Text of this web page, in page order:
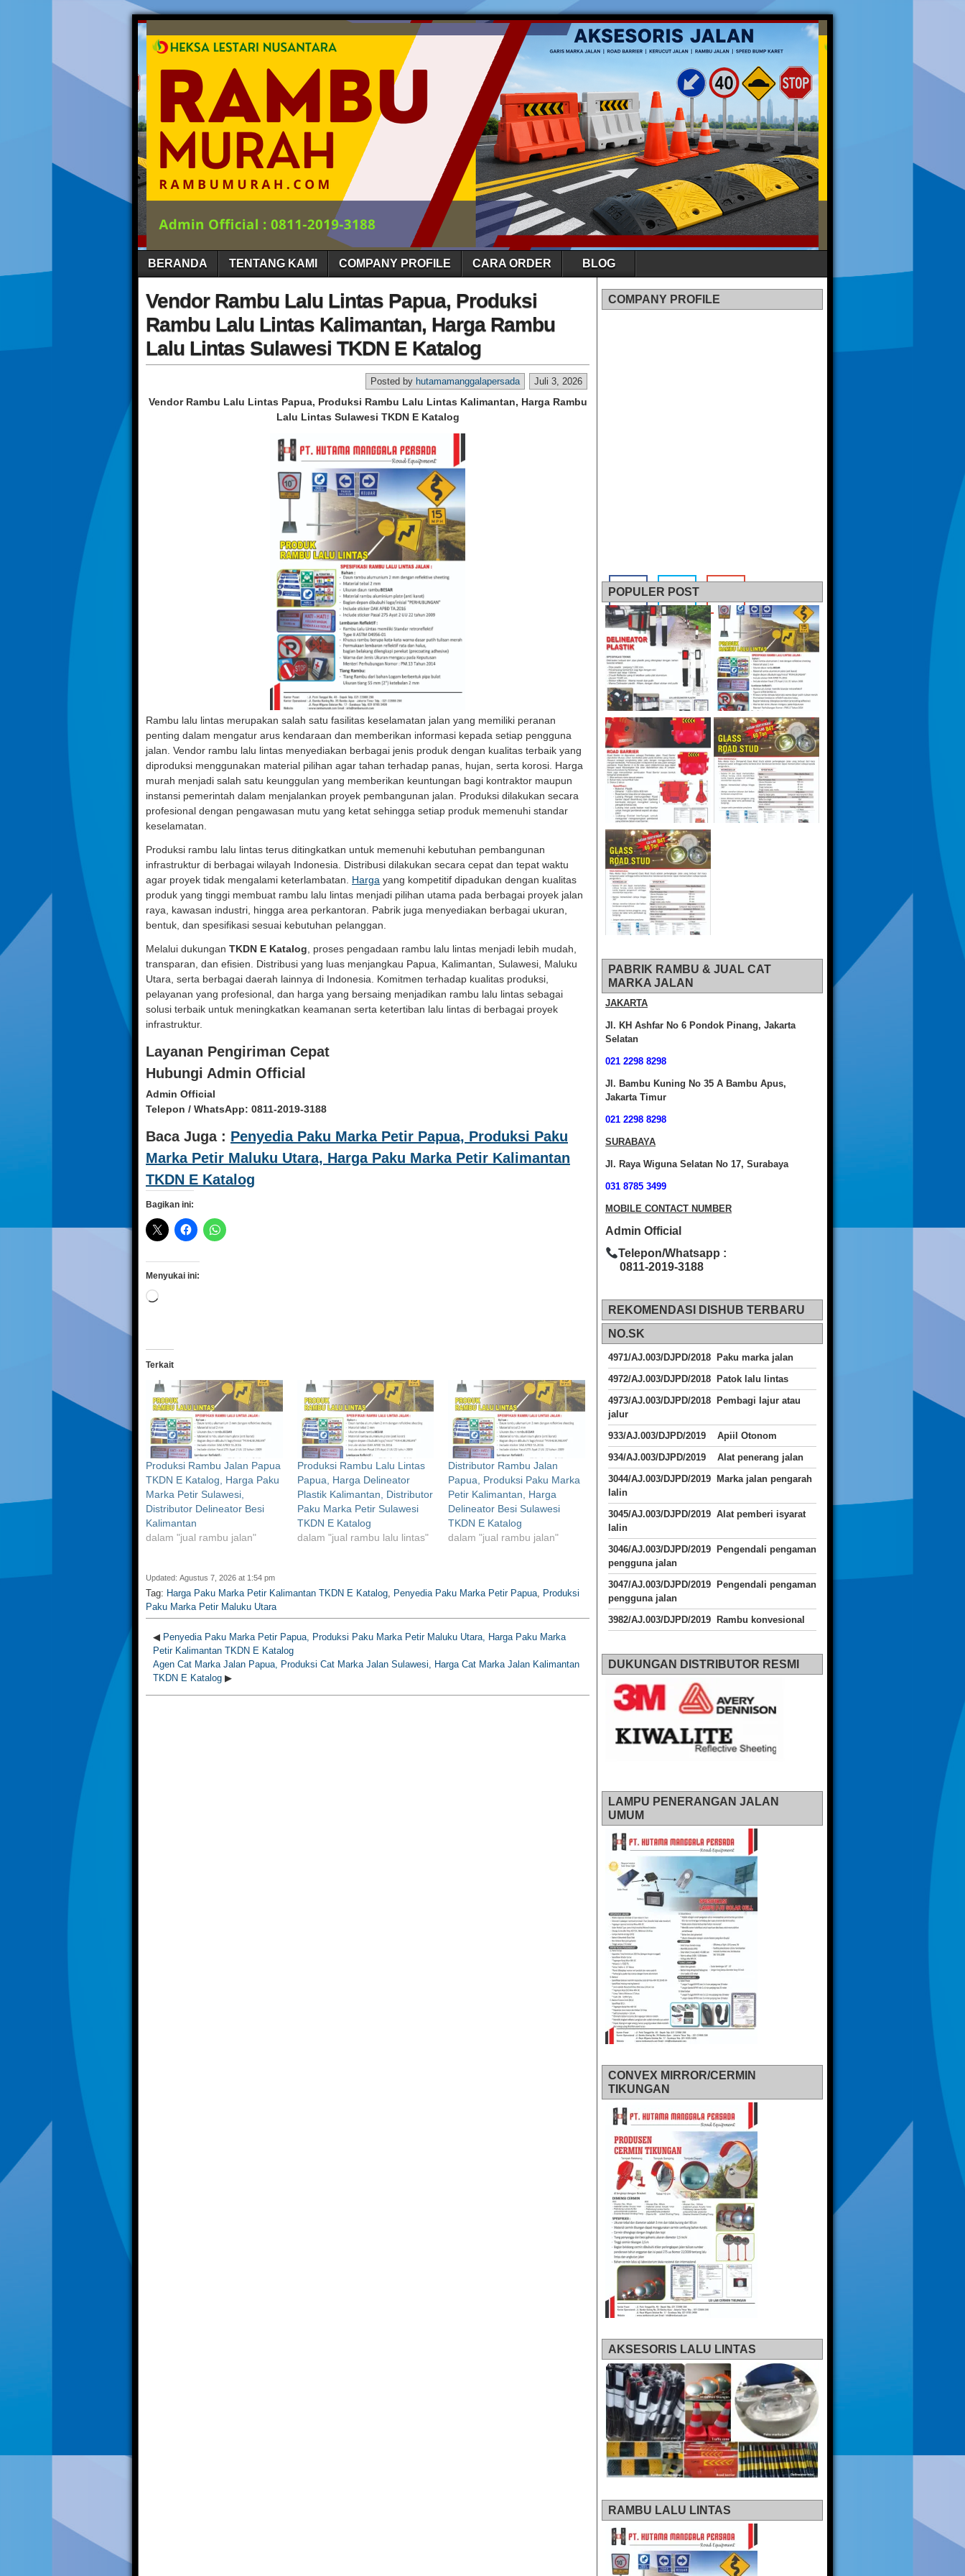
BERANDA TENTANG KAMI COMPANY PROFILE CARA ORDER BLOG
Vendor Rambu Lalu Lintas Papua, Produksi
Rambu Lalu Lintas Kalimantan, Harga Rambu
Lalu Lintas Sulawesi TKDN E Katalog
Juli 3, 2026
Posted by hutamamanggalapersada
Vendor Rambu Lalu Lintas Papua, Produksi Rambu Lalu Lintas Kalimantan, Harga Rambu
Lalu Lintas Sulawesi TKDN E Katalog
Rambu lalu lintas merupakan salah satu fasilitas keselamatan jalan yang memiliki peranan
penting dalam mengatur arus kendaraan dan memberikan informasi kepada setiap pengguna
jalan. Vendor rambu lalu lintas menyediakan berbagai jenis produk dengan kualitas terbaik yang
diproduksi menggunakan material pilihan agar tahan terhadap panas, hujan, serta korosi. Harga
murah menjadi salah satu keunggulan yang memberikan keuntungan bagi kontraktor maupun
instansi pemerintah dalam menjalankan proyek pembangunan jalan. Produksi dilakukan secara
profesional dengan pengawasan mutu yang ketat sehingga setiap produk memenuhi standar
keselamatan.
Produksi rambu lalu lintas terus ditingkatkan untuk memenuhi kebutuhan pembangunan
infrastruktur di berbagai wilayah Indonesia. Distribusi dilakukan secara cepat dan tepat waktu
agar proyek tidak mengalami keterlambatan. Harga yang kompetitif dipadukan dengan kualitas
produk yang tinggi membuat rambu lalu lintas menjadi pilihan utama pada berbagai proyek jalan
raya, kawasan industri, hingga area perkantoran. Pabrik juga menyediakan berbagai ukuran,
bentuk, dan spesifikasi sesuai kebutuhan pelanggan.
Melalui dukungan TKDN E Katalog , proses pengadaan rambu lalu lintas menjadi lebih mudah,
transparan, dan efisien. Distribusi yang luas menjangkau Papua, Kalimantan, Sulawesi, Maluku
Utara, serta berbagai daerah lainnya di Indonesia. Komitmen terhadap kualitas produksi,
pelayanan yang profesional, dan harga yang bersaing menjadikan rambu lalu lintas sebagai
solusi terbaik untuk meningkatkan keamanan serta ketertiban lalu lintas di berbagai proyek
infrastruktur.
Layanan Pengiriman Cepat
Hubungi Admin Official
Admin Official
Telepon / WhatsApp: 0811-2019-3188
Baca Juga : Penyedia Paku Marka Petir Papua, Produksi Paku
Marka Petir Maluku Utara, Harga Paku Marka Petir Kalimantan
TKDN E Katalog
Bagikan ini:
Menyukai ini:
Memuat...
Terkait
Produksi Rambu Jalan Papua
TKDN E Katalog, Harga Paku
Marka Petir Sulawesi,
Distributor Delineator Besi
Kalimantan
dalam "jual rambu jalan"
Produksi Rambu Lalu Lintas
Papua, Harga Delineator
Plastik Kalimantan, Distributor
Paku Marka Petir Sulawesi
TKDN E Katalog
dalam "jual rambu lalu lintas"
Distributor Rambu Jalan
Papua, Produksi Paku Marka
Petir Kalimantan, Harga
Delineator Besi Sulawesi
TKDN E Katalog
dalam "jual rambu jalan"
Updated: Agustus 7, 2026 at 1:54 pm
Tag: Harga Paku Marka Petir Kalimantan TKDN E Katalog Penyedia Paku Marka Petir Papua
Produksi
Paku Marka Petir Maluku Utara
◀ Penyedia Paku Marka Petir Papua, Produksi Paku Marka Petir Maluku Utara, Harga Paku Marka
Petir Kalimantan TKDN E Katalog
Agen Cat Marka Jalan Papua, Produksi Cat Marka Jalan Sulawesi, Harga Cat Marka Jalan Kalimantan
TKDN E Katalog ▶
COMPANY PROFILE
POPULER POST
PABRIK RAMBU & JUAL CAT
MARKA JALAN
JAKARTA
Jl. KH Ashfar No 6 Pondok Pinang, Jakarta
Selatan
021 2298 8298
Jl. Bambu Kuning No 35 A Bambu Apus,
Jakarta Timur
021 2298 8298
SURABAYA
Jl. Raya Wiguna Selatan No 17, Surabaya
031 8785 3499
MOBILE CONTACT NUMBER
Admin Official
Telepon/Whatsapp :
0811-2019-3188
REKOMENDASI DISHUB TERBARU
NO.SK
4971/AJ.003/DJPD/2018 Paku marka jalan
4972/AJ.003/DJPD/2018 Patok lalu lintas
4973/AJ.003/DJPD/2018
Pembagi lajur atau
jalur
933/AJ.003/DJPD/2019 Apiil Otonom
934/AJ.003/DJPD/2019 Alat penerang jalan
3044/AJ.003/DJPD/2019 Marka jalan pengarah
lalin
3045/AJ.003/DJPD/2019 Alat pemberi isyarat
lalin
3046/AJ.003/DJPD/2019 Pengendali pengaman
pengguna jalan
3047/AJ.003/DJPD/2019 Pengendali pengaman
pengguna jalan
3982/AJ.003/DJPD/2019 Rambu konvesional
DUKUNGAN DISTRIBUTOR RESMI
LAMPU PENERANGAN JALAN
UMUM
CONVEX MIRROR/CERMIN
TIKUNGAN
AKSESORIS LALU LINTAS
RAMBU LALU LINTAS